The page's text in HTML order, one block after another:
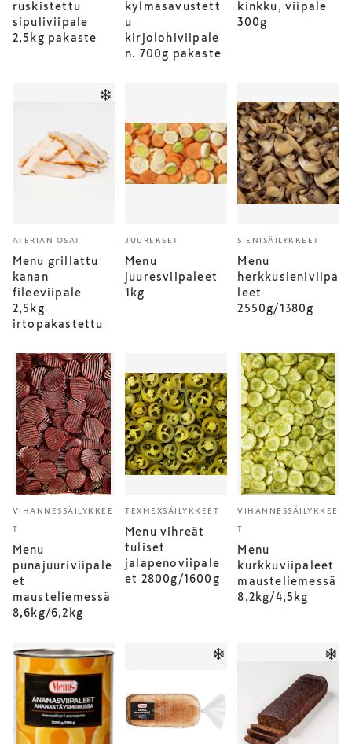
ruskistettu
sipuliviipale
2,5kg pakaste
kylmäsavustett
u
kirjolohiviipale
n. 700g pakaste
kinkku, viipale
300g
ATERIAN OSAT
Menu grillattu
kanan
fileeviipale
2,5kg
irtopakastettu
JUUREKSET
Menu
juuresviipaleet
1kg
SIENISÄILYKKEET
Menu
herkkusieniviipa
leet
2550g/1380g
VIHANNESSÄILYKKEE
T
Menu
punajuuriviipale
et
mausteliemessä
8,6kg/6,2kg
TEXMEXSÄILYKKEET
Menu vihreät
tuliset
jalapenoviipale
et 2800g/1600g
VIHANNESSÄILYKKEE
T
Menu
kurkkuviipaleet
mausteliemessä
8,2kg/4,5kg